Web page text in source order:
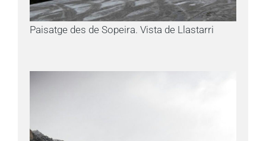
Paisatge des de Sopeira. Vista de Llastarri